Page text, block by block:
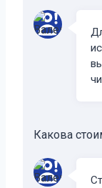
Какова